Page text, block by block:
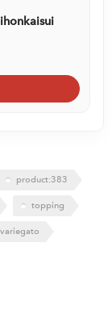
product:383
topping
variegato